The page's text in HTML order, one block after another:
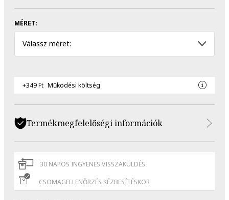
MÉRET:
Válassz méret:
+349 Ft Működési költség
Termékmegfelelőségi információk
30 NAPOS INGYENES VISSZAKÜLDÉS
CSOMAGELLENŐRZÉS KÉZBESÍTÉSKOR